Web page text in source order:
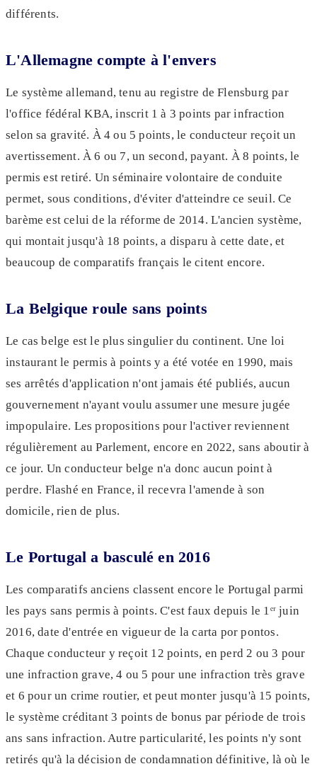
différents.
L'Allemagne compte à l'envers
Le système allemand, tenu au registre de Flensburg par
l'office fédéral KBA, inscrit 1 à 3 points par infraction
selon sa gravité. À 4 ou 5 points, le conducteur reçoit un
avertissement. À 6 ou 7, un second, payant. À 8 points, le
permis est retiré. Un séminaire volontaire de conduite
permet, sous conditions, d'éviter d'atteindre ce seuil. Ce
barème est celui de la réforme de 2014. L'ancien système,
qui montait jusqu'à 18 points, a disparu à cette date, et
beaucoup de comparatifs français le citent encore.
La Belgique roule sans points
Le cas belge est le plus singulier du continent. Une loi
instaurant le permis à points y a été votée en 1990, mais
ses arrêtés d'application n'ont jamais été publiés, aucun
gouvernement n'ayant voulu assumer une mesure jugée
impopulaire. Les propositions pour l'activer reviennent
régulièrement au Parlement, encore en 2022, sans aboutir à
ce jour. Un conducteur belge n'a donc aucun point à
perdre. Flashé en France, il recevra l'amende à son
domicile, rien de plus.
Le Portugal a basculé en 2016
Les comparatifs anciens classent encore le Portugal parmi
les pays sans permis à points. C'est faux depuis le 1ᵉʳ juin
2016, date d'entrée en vigueur de la carta por pontos.
Chaque conducteur y reçoit 12 points, en perd 2 ou 3 pour
une infraction grave, 4 ou 5 pour une infraction très grave
et 6 pour un crime routier, et peut monter jusqu'à 15 points,
le système créditant 3 points de bonus par période de trois
ans sans infraction. Autre particularité, les points n'y sont
retirés qu'à la décision de condamnation définitive, là où le